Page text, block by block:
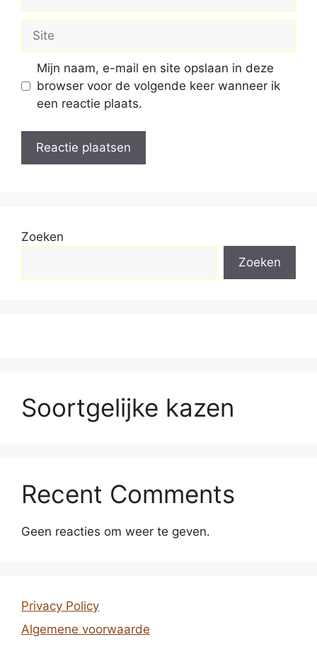
Site
Mijn naam, e-mail en site opslaan in deze
browser voor de volgende keer wanneer ik
een reactie plaats.
Zoeken
Zoeken
Soortgelijke kazen
Recent Comments
Geen reacties om weer te geven.
Privacy Policy
Algemene voorwaarde